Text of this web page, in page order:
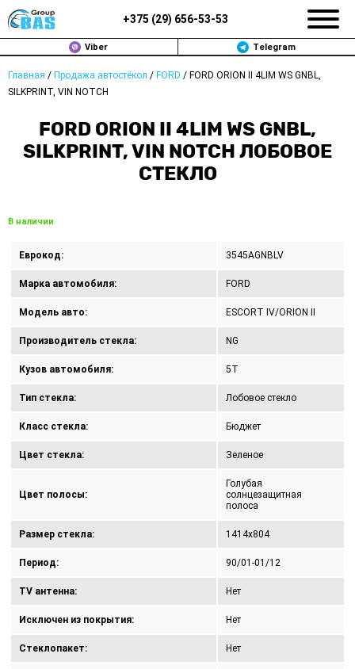
+375 (29) 656-53-53
Viber Telegram
Главная / Продажа автостёкол / FORD / FORD ORION II 4LIM WS GNBL,
SILKPRINT, VIN NOTCH
FORD ORION II 4LIM WS GNBL,
SILKPRINT, VIN NOTCH ЛОБОВОЕ
СТЕКЛО
В наличии
Еврокод: 3545AGNBLV
Марка автомобиля: FORD
Модель авто: ESCORT IV/ORION II
Производитель стекла: NG
Кузов автомобиля: 5T
Тип стекла: Лобовое стекло
Класс стекла: Бюджет
Цвет стекла: Зеленое
Цвет полосы:
Голубая
солнцезащитная
полоса
Размер стекла: 1414x804
Период: 90/01-01/12
TV антенна: Нет
Исключен из покрытия: Нет
Стеклопакет: Нет
ЗАМЕНА АВТОСТЕКОЛ В МИНСКЕ
ПРОДАЖА АВТОСТЁКОЛ
РЕМОНТ
ПОЛИТИКА КОНФИДЕНЦИАЛЬНОСТИ